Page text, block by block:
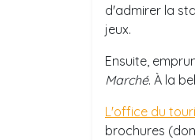
d'admirer la
jeux.
Ensuite,
Marché. À la
L'office du
brochures